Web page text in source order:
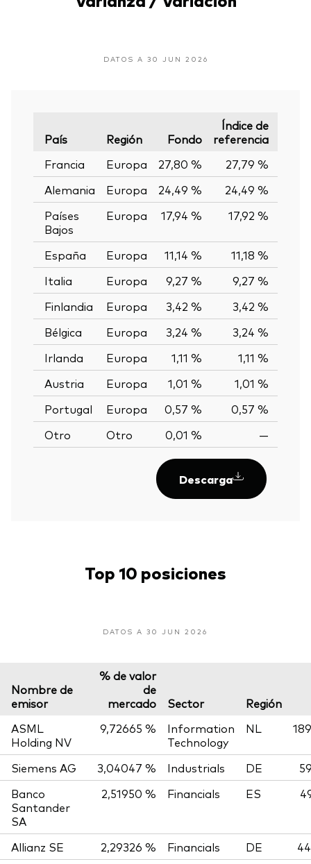
DATOS A 30 JUN 2026
País Región Fondo
Índice de
referencia
Francia
Europa 27,80 % 27,79 %
Alemania
Europa 24,49 % 24,49 %
Países
Bajos
Europa 17,94 % 17,92 %
España Europa 11,14 % 11,18 %
Italia
Europa 9,27 % 9,27 %
Finlandia
Europa 3,42 % 3,42 %
Bélgica
Europa 3,24 % 3,24 %
Irlanda
Europa 1,11 % 1,11 %
Austria
Europa 1,01 % 1,01 %
Portugal
Europa 0,57 % 0,57 %
Otro
Otro 0,01 % —
Descarga
Top 10 posiciones
DATOS A 30 JUN 2026
Nombre de
emisor
% de valor
de
mercado
Sector
Región
ASML
Holding NV
9,72665 %
Information
Technology
NL
Siemens AG 3,04047 % Industrials DE
Banco
Santander
SA
2,51950 % Financials ES
Allianz SE 2,29326 % Financials DE